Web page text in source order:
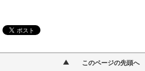
このページの先頭へ